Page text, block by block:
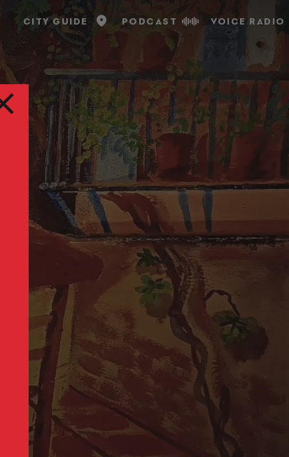
CITY GUIDE PODCAST VOICE RADIO